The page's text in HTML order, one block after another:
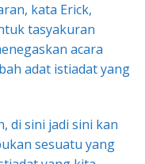
kata Erick,
tasyakuran
acara
adat istiadat yang
di sini jadi sini kan
sesuatu yang